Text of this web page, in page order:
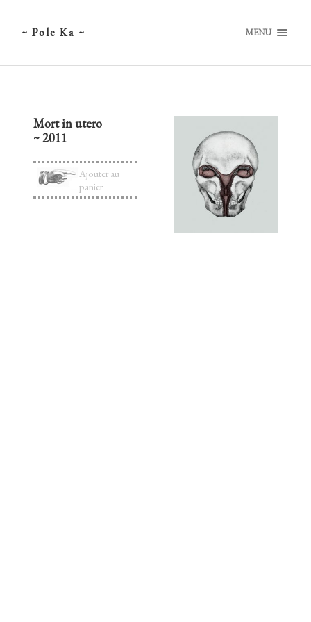
~ Pole Ka ~ MENU
Mort in utero
~ 2011
Ajouter au
panier